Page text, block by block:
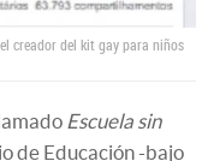
creador del kit gay para niños
Escuela sin
de Educación -bajo